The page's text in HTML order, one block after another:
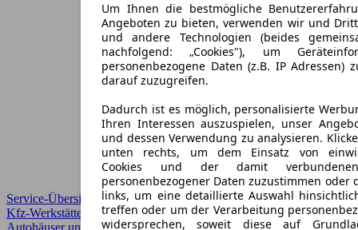
Um Ihnen die bestmögliche
Angeboten zu bieten, verwenden wir und
und andere Technologien (beides
nachfolgend: „Cookies"), um
personenbezogene Daten (z.B. IP Adressen)
darauf zuzugreifen.
Dadurch ist es möglich, personalisierte
Ihren Interessen auszuspielen, unser
und dessen Verwendung zu analysieren.
unten rechts, um dem Einsatz von
Cookies und der damit
personenbezogener Daten zuzustimmen oder
links, um eine detaillierte Auswahl
treffen oder um der Verarbeitung
widersprechen, soweit diese auf
Service-Übersicht
Kfz-Werkstätten
Autohäuser und Händler